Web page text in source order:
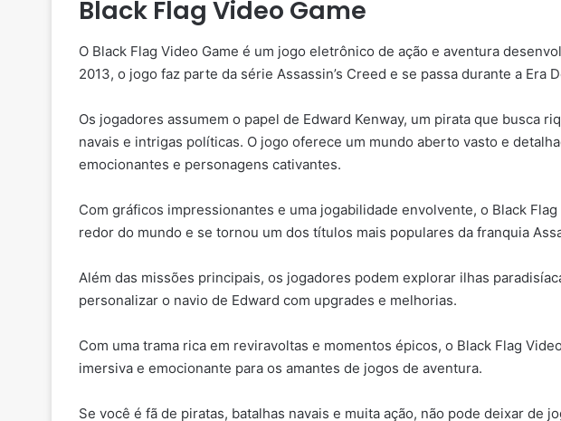
Black Flag Video Game
O Black Flag Video Game é um jogo eletrônico de ação e aventura
2013, o jogo faz parte da série Assassin’s Creed e se passa durante a Era
Os jogadores assumem o papel de Edward Kenway, um pirata que busca
navais e intrigas políticas. O jogo oferece um mundo aberto vasto e
emocionantes e personagens cativantes.
Com gráficos impressionantes e uma jogabilidade envolvente, o Black
redor do mundo e se tornou um dos títulos mais populares da franquia
Além das missões principais, os jogadores podem explorar ilhas
personalizar o navio de Edward com upgrades e melhorias.
Com uma trama rica em reviravoltas e momentos épicos, o Black Flag
imersiva e emocionante para os amantes de jogos de aventura.
Se você é fã de piratas, batalhas navais e muita ação, não pode deixar de